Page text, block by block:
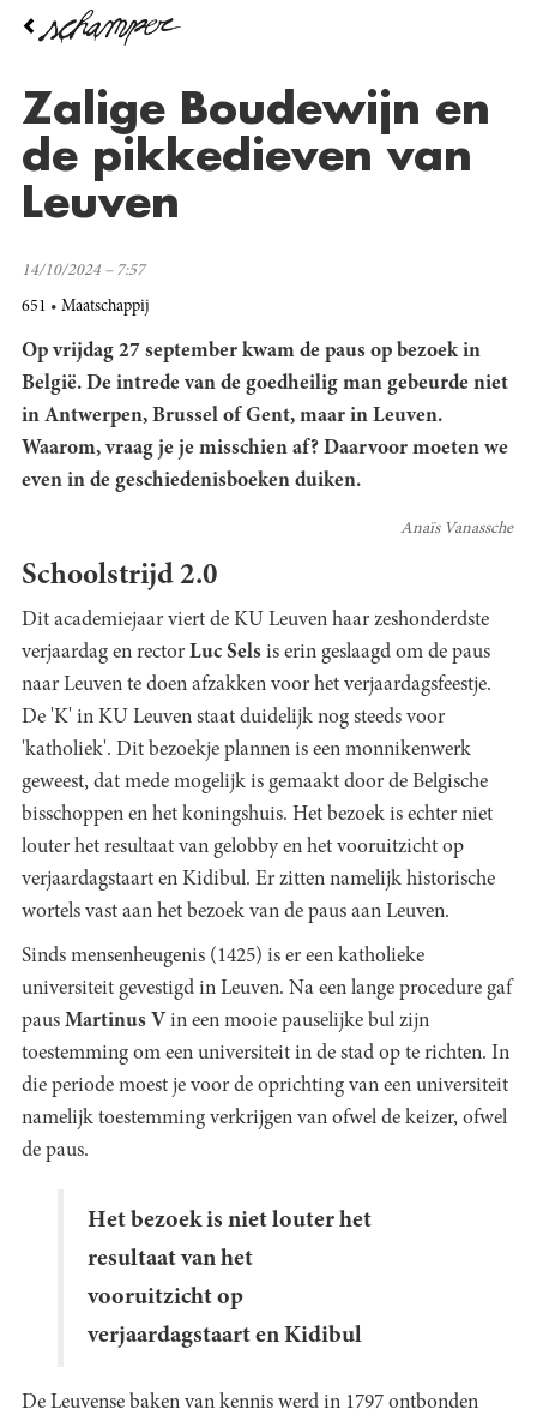
Overslaan
inhoud
Zalige Boudewijn en
de pikkedieven van
Leuven
14/10/2024 – 7:57
651 Maatschappij
Op vrijdag 27 september kwam de paus op bezoek in
België. De intrede van de goedheilig man gebeurde niet
in Antwerpen, Brussel of Gent, maar in Leuven.
Waarom, vraag je je misschien af? Daarvoor moeten we
even in de geschiedenisboeken duiken.
Anaïs Vanassche
Schoolstrijd 2.0
Dit academiejaar viert de KU Leuven haar zeshonderdste
verjaardag en rector Luc Sels is erin geslaagd om de paus
naar Leuven te doen afzakken voor het verjaardagsfeestje.
De 'K' in KU Leuven staat duidelijk nog steeds voor
'katholiek'. Dit bezoekje plannen is een monnikenwerk
geweest, dat mede mogelijk is gemaakt door de Belgische
bisschoppen en het koningshuis. Het bezoek is echter niet
louter het resultaat van gelobby en het vooruitzicht op
verjaardagstaart en Kidibul. Er zitten namelijk historische
wortels vast aan het bezoek van de paus aan Leuven.
Sinds mensenheugenis (1425) is er een katholieke
universiteit gevestigd in Leuven. Na een lange procedure gaf
paus Martinus V in een mooie pauselijke bul zijn
toestemming om een universiteit in de stad op te richten. In
die periode moest je voor de oprichting van een universiteit
namelijk toestemming verkrijgen van ofwel de keizer, ofwel
de paus.
Het bezoek is niet louter het
resultaat van het
vooruitzicht op
verjaardagstaart en Kidibul
De Leuvense baken van kennis werd in 1797 ontbonden